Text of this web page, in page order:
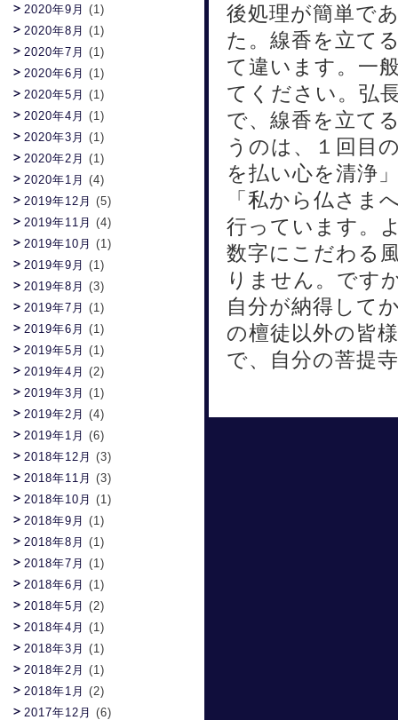
後処理が簡単で
た。線香を立て
て違います。一
てください。弘
で、線香を立て
うのは、１回目
を払い心を清浄
「私から仏さま
行っています。
数字にこだわる
りません。です
自分が納得して
の檀徒以外の皆
で、自分の菩提
2020年9月 (1)
2020年8月 (1)
2020年7月 (1)
2020年6月 (1)
2020年5月 (1)
2020年4月 (1)
2020年3月 (1)
2020年2月 (1)
2020年1月 (4)
2019年12月 (5)
2019年11月 (4)
2019年10月 (1)
2019年9月 (1)
2019年8月 (3)
2019年7月 (1)
2019年6月 (1)
2019年5月 (1)
2019年4月 (2)
2019年3月 (1)
2019年2月 (4)
2019年1月 (6)
2018年12月 (3)
2018年11月 (3)
2018年10月 (1)
2018年9月 (1)
2018年8月 (1)
2018年7月 (1)
2018年6月 (1)
2018年5月 (2)
2018年4月 (1)
2018年3月 (1)
2018年2月 (1)
2018年1月 (2)
2017年12月 (6)